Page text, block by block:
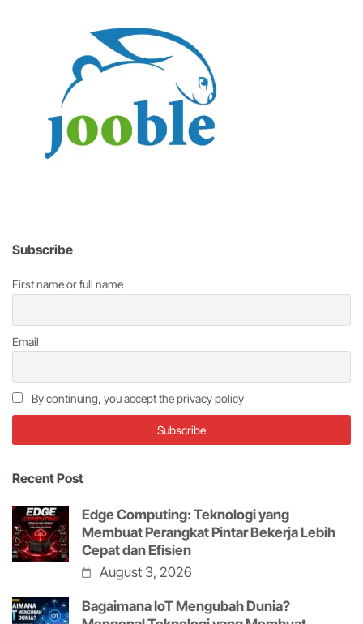
Subscribe
First name or full name
Email
By continuing, you accept the privacy policy
Recent Post
Edge Computing: Teknologi yang
Membuat Perangkat Pintar Bekerja Lebih
Cepat dan Efisien
August 3, 2026
Bagaimana IoT Mengubah Dunia?